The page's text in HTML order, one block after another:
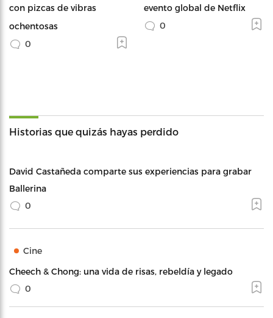
con pizcas de vibras
ochentosas
0
evento global de Netflix
0
Historias que quizás hayas perdido
David Castañeda comparte sus experiencias para grabar
Ballerina
0
Cine
Cheech & Chong: una vida de risas, rebeldía y legado
0